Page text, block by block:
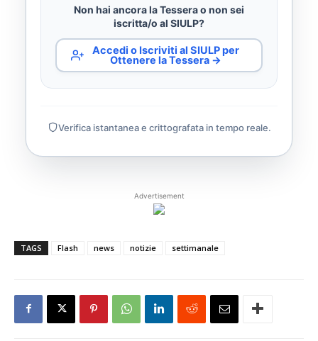
Non hai ancora la Tessera o non sei
iscritta/o al SIULP?
Accedi o Iscriviti al SIULP per
Ottenere la Tessera →
Verifica istantanea e crittografata in tempo reale.
Advertisement
TAGS Flash news notizie settimanale